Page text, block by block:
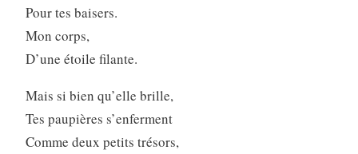
Pour tes baisers.
Mon corps,
D’une étoile filante.
Mais si bien qu’elle brille,
Tes paupières s’enferment
Comme deux petits trésors,